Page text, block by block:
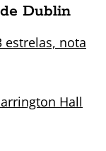
Dublin
estrelas, nota
Hall